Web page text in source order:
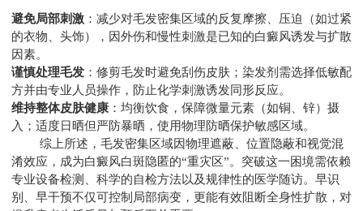
避免局部刺激 ：减少对毛发密集区域的反复摩擦、压迫（如过紧
的衣物、头饰），因外伤和慢性刺激是已知的白癜风诱发与扩散
因素。
谨慎处理毛发 ：修剪毛发时避免刮伤皮肤；染发剂需选择低敏配
方并由专业人员操作，防止化学刺激诱发同形反应。
维持整体皮肤健康 ：均衡饮食，保障微量元素（如铜、锌）摄
入；适度日晒但严防暴晒，使用物理防晒保护敏感区域。
综上所述，毛发密集区域因物理遮蔽、位置隐蔽和视觉混
淆效应，成为白癜风白斑隐匿的“重灾区”。突破这一困境需依赖
专业设备检测、科学的自检方法以及规律性的医学随访。早识
别、早干预不仅可控制局部病变，更能有效阻断全身性扩散，对